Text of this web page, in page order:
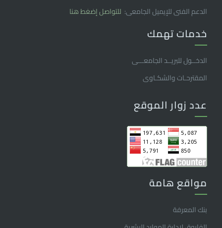
الدعم الفنى للإيميل الجامعى: للتواصل إضغط هنا
خدمات تهمك
الدخــول للبريــد الجامعـــى
المقترحـات والشكـاوى
عدد زوار الموقع
مواقع هامة
بنك المعرفة